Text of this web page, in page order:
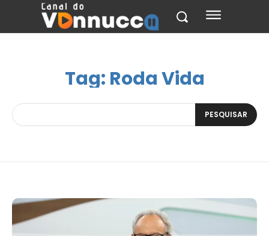
Tag: Roda Vida
PESQUISAR